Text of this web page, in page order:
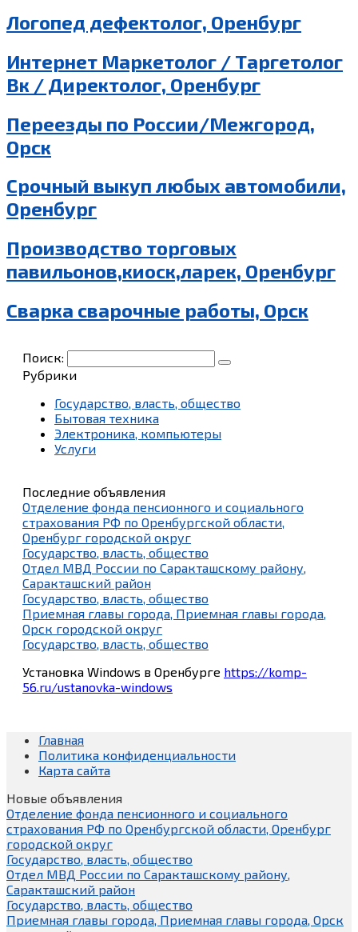
Логопед дефектолог, Оренбург
Интернет Маркетолог / Таргетолог
Вк / Директолог, Оренбург
Переезды по России/Межгород,
Орск
Срочный выкуп любых автомобили,
Оренбург
Производство торговых
павильонов,киоск,ларек, Оренбург
Сварка сварочные работы, Орск
Поиск:
Рубрики
Государство, власть, общество
Бытовая техника
Электроника, компьютеры
Услуги
Последние объявления
Отделение фонда пенсионного и социального
страхования РФ по Оренбургской области,
Оренбург городской округ
Государство, власть, общество
Отдел МВД России по Саракташскому району,
Саракташский район
Государство, власть, общество
Приемная главы города, Приемная главы города,
Орск городской округ
Государство, власть, общество
Установка Windows в Оренбурге https://komp-
56.ru/ustanovka-windows
Главная
Политика конфиденциальности
Карта сайта
Новые объявления
Отделение фонда пенсионного и социального
страхования РФ по Оренбургской области, Оренбург
городской округ
Государство, власть, общество
Отдел МВД России по Саракташскому району,
Саракташский район
Государство, власть, общество
Приемная главы города, Приемная главы города, Орск